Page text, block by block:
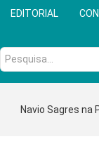
EDITORIAL
Pesquisa...
Navio Sagres na